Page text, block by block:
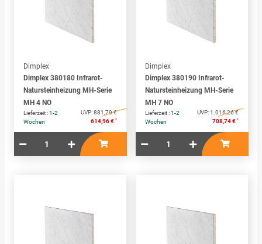
Dimplex
Dimplex 380180 Infrarot-
Natursteinheizung MH-Serie
MH 4 NO
Lieferzeit :1-2
Wochen
UVP:881,79 €
614,96 € *
Dimplex
Dimplex 380190 Infrarot-
Natursteinheizung MH-Serie
MH 7 NO
Lieferzeit :1-2
Wochen
UVP:1.016,26 €
708,74 € *